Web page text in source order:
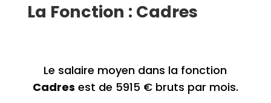
La Fonction : Cadres
Le salaire moyen dans la fonction
Cadres est de 5915 € bruts par mois.